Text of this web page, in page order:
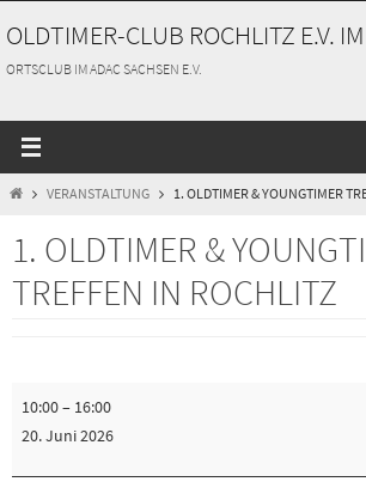
Inhalt
springen
OLDTIMER-CLUB ROCHLITZ E.V.
ORTSCLUB IM ADAC SACHSEN E.V.
STARTVERANSTALTUNG 1. OLDTIMER & YOUNGTIMER
1. OLDTIMER &
TREFFEN IN ROCHLITZ
Youngtimer
10:00– 16:00
20. Juni 2026